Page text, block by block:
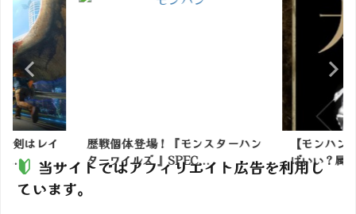
ターハン
【モンハンNow】太刀って何作れ
ばいい？属性揃える武器...
【モンハ
開発の発言
当サイトではアフィリエイト広告を利用し
ています。